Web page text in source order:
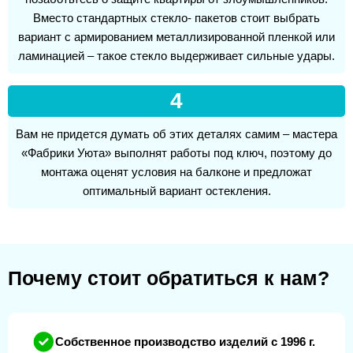
Вместо стандартных стекло- пакетов стоит выбрать
вариант с армированием металлизированной пленкой или
ламинацией – такое стекло выдерживает сильные удары.
4
Вам не придется думать об этих деталях самим – мастера
«Фабрики Уюта» выполнят работы под ключ, поэтому до
монтажа оценят условия на балконе и предложат
оптимальный вариант остекления.
Почему стоит обратиться к нам?
Собственное производство изделий с 1996 г.